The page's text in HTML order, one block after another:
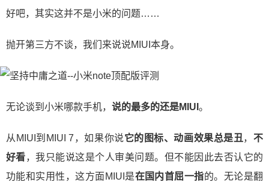
好吧，其实这并不是小米的问题……
抛开第三方不谈，我们来说说MIUI本身。
无论谈到小米哪款手机， 说的最多的还是MIUI 。
从MIUI到MIUI 7，如果你说它的图标、动画效果总是丑 ，不
好看，我只能说这是个人审美问题。但不能因此去否认它的
功能和实用性，这方面MIUI是在国内首屈一指的。无论是翻